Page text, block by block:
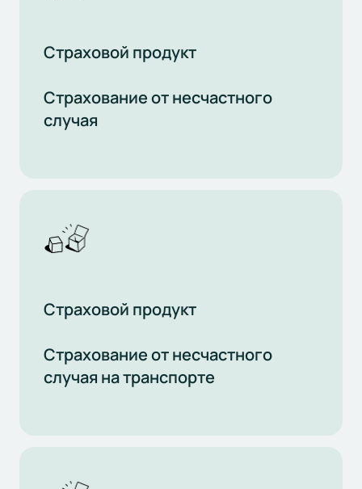
Страховой продукт
Страхование от несчастного
случая
Страховой продукт
Страхование от несчастного
случая на транспорте